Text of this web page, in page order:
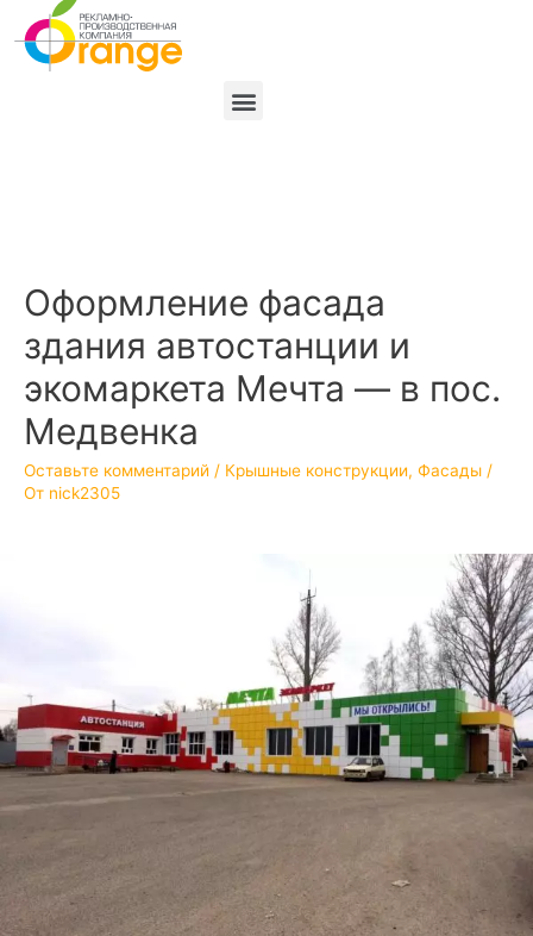
Оформление фасада
здания автостанции и
экомаркета Мечта — в пос.
Медвенка
Оставьте комментарий / Крышные конструкции, Фасады /
От nick2305